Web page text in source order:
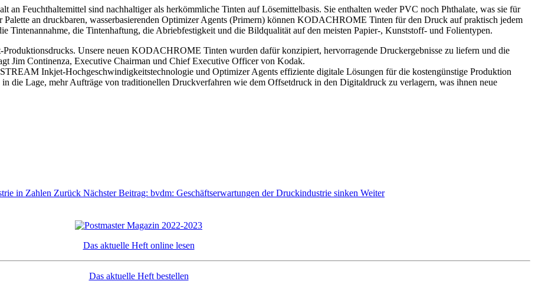
Feuchthaltemittel sind nachhaltiger als herkömmliche Tinten auf Lösemittelbasis. Sie enthalten weder PVC noch Phthalate, was sie für
an druckbaren, wasserbasierenden Optimizer Agents (Primern) können KODACHROME Tinten für den Druck auf praktisch jedem
Tintenannahme, die Tintenhaftung, die Abriebfestigkeit und die Bildqualität auf den meisten Papier-, Kunststoff- und Folientypen.
Produktionsdrucks. Unsere neuen KODACHROME Tinten wurden dafür konzipiert, hervorragende Druckergebnisse zu liefern und die
Jim Continenza, Executive Chairman und Chief Executive Officer von Kodak.
Inkjet-Hochgeschwindigkeitstechnologie und Optimizer Agents effiziente digitale Lösungen für die kostengünstige Produktion
die Lage, mehr Aufträge von traditionellen Druckverfahren wie dem Offsetdruck in den Digitaldruck zu verlagern, was ihnen neue
in Zahlen Zurück Nächster Beitrag: bvdm: Geschäftserwartungen der Druckindustrie sinken Weiter
Das aktuelle Heft online lesen
Das aktuelle Heft bestellen